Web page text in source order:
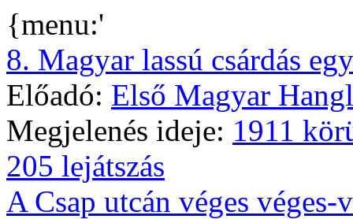
{menu:'
8. Magyar lassú csárdás
Előadó: Első Magyar
Megjelenés ideje: 1911
205 lejátszás
A Csap utcán véges